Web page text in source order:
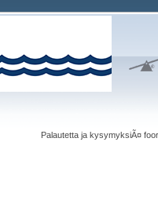
Palautetta ja kysymyksiÃ¤